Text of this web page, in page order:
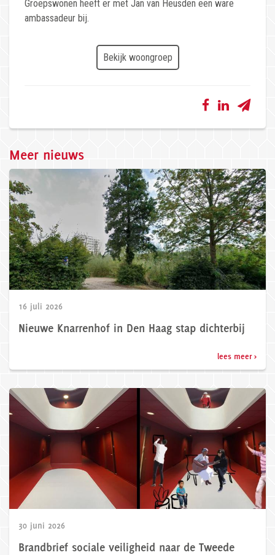
Groepswonen heeft er met Jan van Heusden een ware
ambassadeur bij.
Bekijk woongroep
Meer nieuws
16 juli 2026
Nieuwe Knarrenhof in Den Haag stap dichterbij
lees meer >
30 juni 2026
Brandbrief sociale veiligheid naar de Tweede